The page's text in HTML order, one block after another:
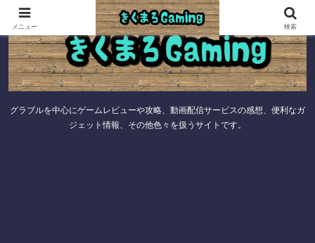
グラブルを中心にゲームレビューや攻略、動画配信サービスの感想、便利なガ
ジェット情報、その他色々を扱うサイトです。
メニュー 検索